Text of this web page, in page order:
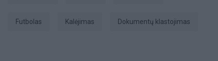
Futbolas Kalėjimas dokumentų klastojimas